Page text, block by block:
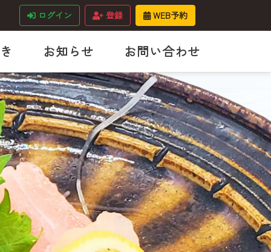
ログイン 登録 WEB予約
お知らせ お問い合わせ